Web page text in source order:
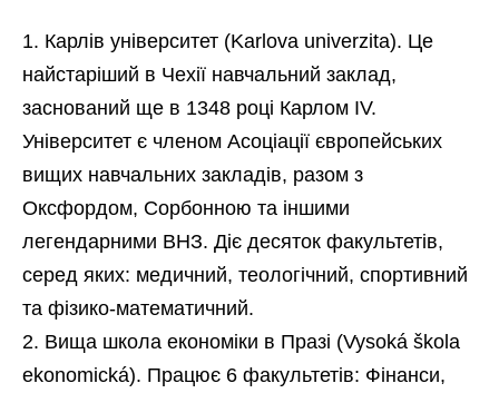
Карлів університет (Karlova univerzita). Це
найстаріший в Чехії навчальний заклад,
заснований ще в 1348 році Карлом IV.
Університет є членом Асоціації європейських
вищих навчальних закладів, разом з
Оксфордом, Сорбонною та іншими
легендарними ВНЗ. Діє десяток факультетів,
серед яких: медичний, теологічний, спортивний
та фізико-математичний.
Вища школа економіки в Празі (Vysoká škola
ekonomická). Працює 6 факультетів: Фінанси,